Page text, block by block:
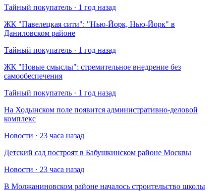
Тайный покупатель · 1 год назад
​ЖК "Павелецкая сити": "Нью-Йорк, Нью-Йорк" в
Даниловском районе
Тайный покупатель · 1 год назад
​ЖК "Новые смыслы": стремительное внедрение без
самообеспечения
Тайный покупатель · 1 год назад
На Ходынском поле появится административно-деловой
комплекс
Новости · 23 часа назад
Детский сад построят в Бабушкинском районе Москвы
Новости · 23 часа назад
В Молжаниновском районе началось строительство школы